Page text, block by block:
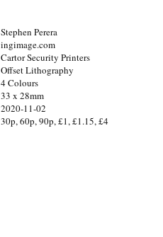
Stephen Perera
ingimage.com
Cartor Security Printers
Offset Lithography
4 Colours
33 x 28mm
2020-11-02
30p, 60p, 90p, £1, £1.15, £4